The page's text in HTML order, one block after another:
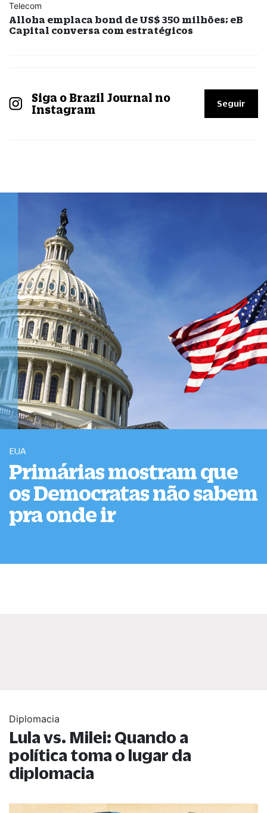
Telecom
Alloha emplaca bond de US$ 350 milhões; eB
Capital conversa com estratégicos
Siga o Brazil Journal no
Instagram
Seguir
EUA
Primárias mostram que
os Democratas não sabem
pra onde ir
Diplomacia
Lula vs. Milei: Quando a
política toma o lugar da
diplomacia